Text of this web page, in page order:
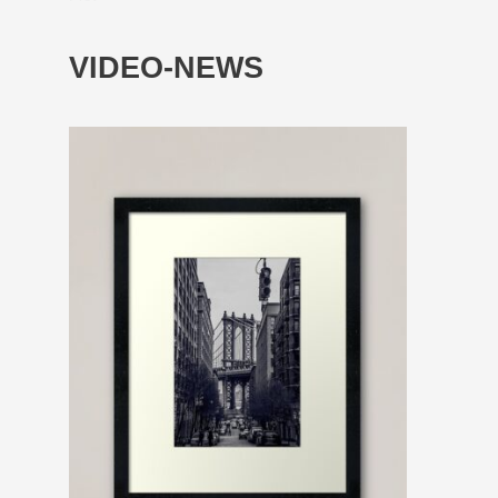
VIDEO-NEWS